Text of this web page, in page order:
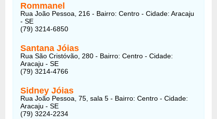
Rommanel
Rua João Pessoa, 216 - Bairro: Centro - Cidade: Aracaju
- SE
(79) 3214-6850
Santana Jóias
Rua São Cristóvão, 280 - Bairro: Centro - Cidade:
Aracaju - SE
(79) 3214-4766
Sidney Jóias
Rua João Pessoa, 75, sala 5 - Bairro: Centro - Cidade:
Aracaju - SE
(79) 3224-2234